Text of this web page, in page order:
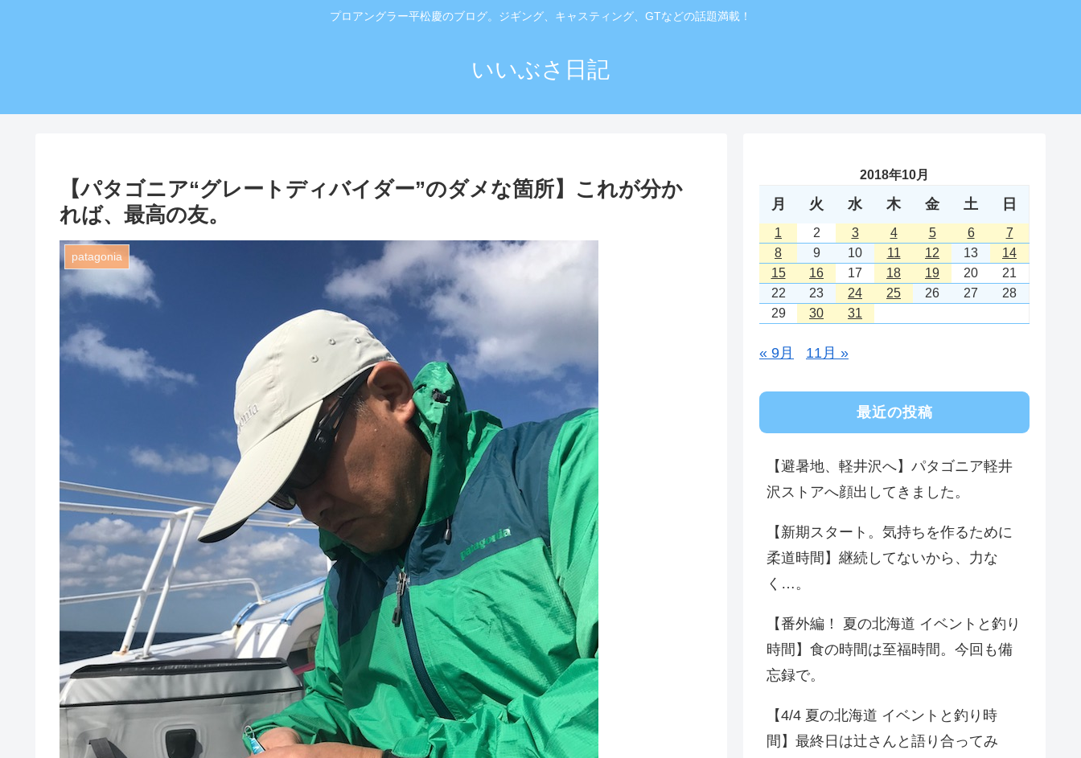
プロアングラー平松慶のブログ。ジギング、キャスティング、GTなどの話題満載！
いいぶさ日記
【パタゴニア“グレートディバイダー”のダメな箇所】これが分か
れば、最高の友。
patagonia
2018年10月
月 火 水 木 金 土 日
1 2 3 4 5 6
7
8
9 10 11 12 13
14
15
16 17 18 19 20
21
22
23 24 25 26 27
28
29
30 31
« 9月 11月 »
最近の投稿
【避暑地、軽井沢へ】パタゴニア軽井
沢ストアへ顔出してきました。
【新期スタート。気持ちを作るために
柔道時間】継続してないから、力な
く…。
【番外編！ 夏の北海道 イベントと釣り
時間】食の時間は至福時間。今回も備
忘録で。
【4/4 夏の北海道 イベントと釣り時
間】最終日は辻さんと語り合ってみ